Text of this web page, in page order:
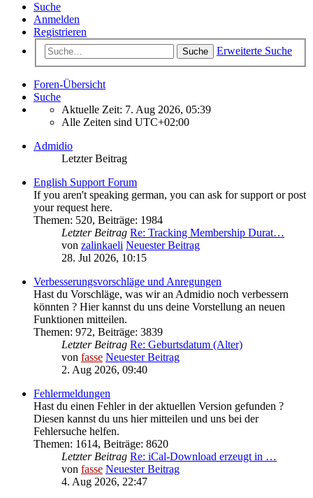
Suche
Anmelden
Registrieren
Suche Erweiterte Suche
Foren-Übersicht
Suche
Aktuelle Zeit: 7. Aug 2026, 05:39
Alle Zeiten sind UTC+02:00
Admidio
Letzter Beitrag
English Support Forum
If you aren't speaking german, you can ask for support or post
your request here.
Themen: 520, Beiträge: 1984
Letzter Beitrag Re: Tracking Membership Durat…
von zalinkaeli Neuester Beitrag
28. Jul 2026, 10:15
Verbesserungsvorschläge und Anregungen
Hast du Vorschläge, was wir an Admidio noch verbessern
könnten ? Hier kannst du uns deine Vorstellung an neuen
Funktionen mitteilen.
Themen: 972, Beiträge: 3839
Letzter Beitrag Re: Geburtsdatum (Alter)
von fasse Neuester Beitrag
2. Aug 2026, 09:40
Fehlermeldungen
Hast du einen Fehler in der aktuellen Version gefunden ?
Diesen kannst du uns hier mitteilen und uns bei der
Fehlersuche helfen.
Themen: 1614, Beiträge: 8620
Letzter Beitrag Re: iCal-Download erzeugt in …
von fasse Neuester Beitrag
4. Aug 2026, 22:47